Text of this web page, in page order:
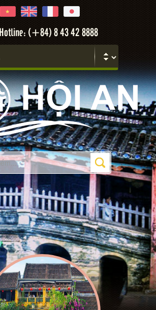
Hotline: (+84) 8 43 42 8888